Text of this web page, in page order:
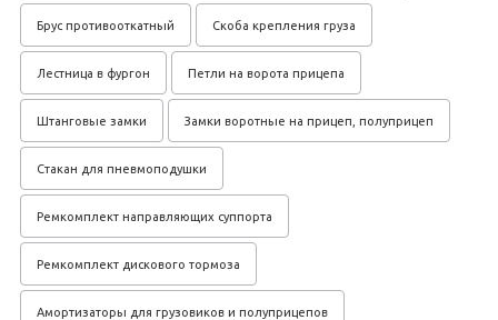
Брус противооткатный Скоба крепления груза
Лестница в фургон Петли на ворота прицепа
Штанговые замки Замки воротные на прицеп, полуприцеп
Стакан для пневмоподушки
Ремкомплект направляющих суппорта
Ремкомплект дискового тормоза
Амортизаторы для грузовиков и полуприцепов